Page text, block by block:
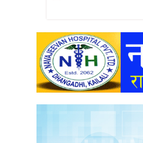
अन्तराष्ट्रिय
अन्तर्वार्ता
खेलकुद